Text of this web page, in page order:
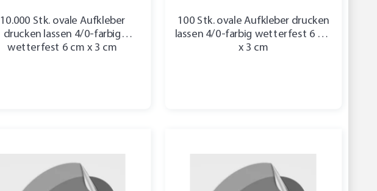
10.000 Stk. ovale Aufkleber
drucken lassen 4/0-farbig
wetterfest 6 cm x 3 cm
100 Stk. ovale Aufkleber drucken
lassen 4/0-farbig wetterfest 6 cm
x 3 cm